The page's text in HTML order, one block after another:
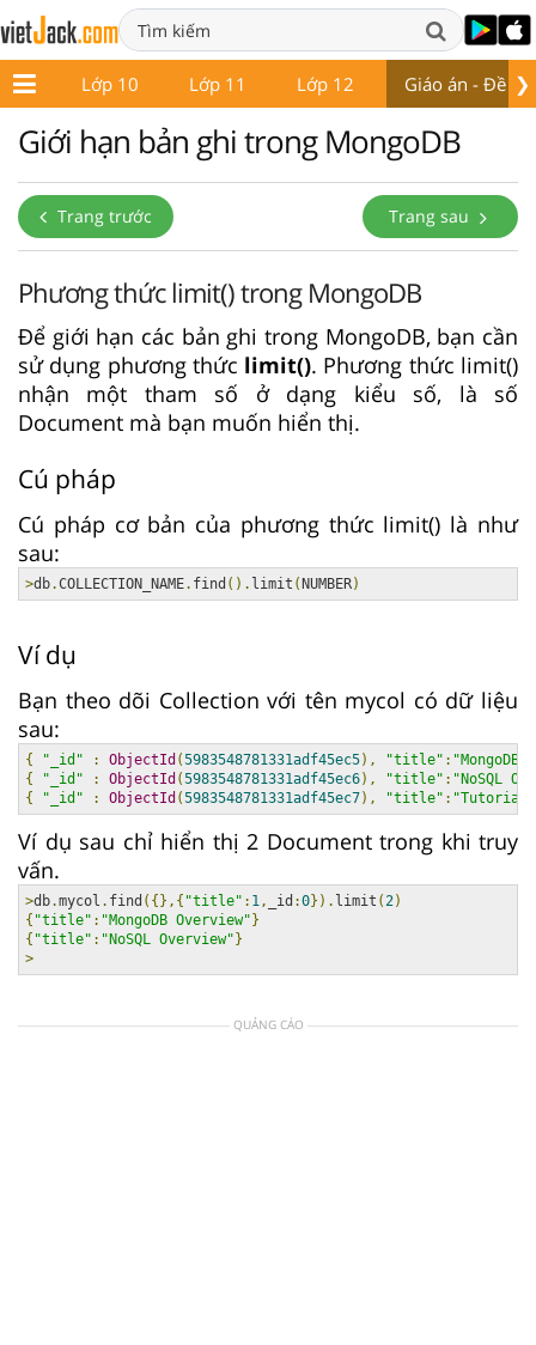
❯
9 Lớp 10 Lớp 11 Lớp 12 Giáo án - Đề thi
Giới hạn bản ghi trong MongoDB
Trang trước Trang sau
Phương thức limit() trong MongoDB
Để giới hạn các bản ghi trong MongoDB, bạn cần
sử dụng phương thức limit(). Phương thức limit()
nhận một tham số ở dạng kiểu số, là số
Document mà bạn muốn hiển thị.
Cú pháp
Cú pháp cơ bản của phương thức limit() là như
sau:
>db.COLLECTION_NAME. find (). limit (NUMBER)
Ví dụ
Bạn theo dõi Collection với tên mycol có dữ liệu
sau:
{ "_id" : ObjectId (5983548781331adf45ec5), "title" : "MongoDB
{
"_id" : ObjectId (5983548781331adf45ec6), "title" : "NoSQL
{
"_id" : ObjectId (5983548781331adf45ec7), "title" :
Ví dụ sau chỉ hiển thị 2 Document trong khi truy
vấn.
>db.mycol . find ({},{ "title" : 1 , _id :0}). limit ( 2)
{ "title" : "MongoDB Overview"}
{ "title" : "NoSQL Overview"}
>
QUẢNG CÁO